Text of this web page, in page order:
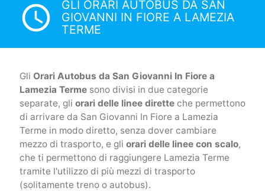
access_time
GLI ORARI AUTOBUS DA SAN
GIOVANNI IN FIORE A LAMEZIA
TERME
Gli Orari Autobus da San Giovanni In Fiore a
Lamezia Termesono divisi in due categorie
separate, gli orari delle linee diretteche permettono
di arrivare da San Giovanni In Fiore a Lamezia
Terme in modo diretto, senza dover cambiare
mezzo di trasporto, e gli orari delle linee con scalo,
che ti permettono di raggiungere Lamezia Terme
tramite l'utilizzo di più mezzi di trasporto
(solitamente treno o autobus).